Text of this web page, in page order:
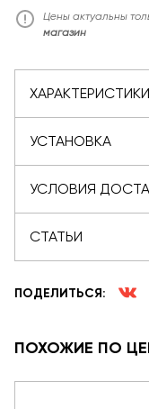
Цены актуальны
магазин
ХАРАКТЕРИСТИКИ
УСТАНОВКА
УСЛОВИЯ
СТАТЬИ
ПОДЕЛИТЬСЯ:
ПОХОЖИЕ ПО